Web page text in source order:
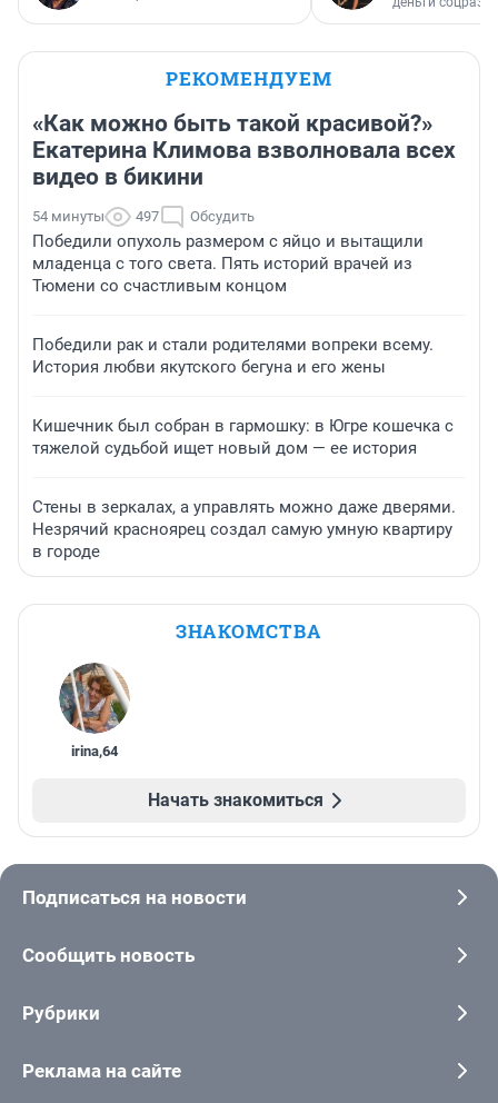
РЕКОМЕНДУЕМ
«Как можно быть такой красивой?»
Екатерина Климова взволновала всех
видео в бикини
54 минуты 497 Обсудить
Победили опухоль размером с яйцо и вытащили
младенца с того света. Пять историй врачей из
Тюмени со счастливым концом
Победили рак и стали родителями вопреки всему.
История любви якутского бегуна и его жены
Кишечник был собран в гармошку: в Югре кошечка с
тяжелой судьбой ищет новый дом — ее история
Стены в зеркалах, а управлять можно даже дверями.
Незрячий красноярец создал самую умную квартиру
в городе
ЗНАКОМСТВА
irina,64
Начать знакомиться
Подписаться на новости
Сообщить новость
Рубрики
Реклама на сайте